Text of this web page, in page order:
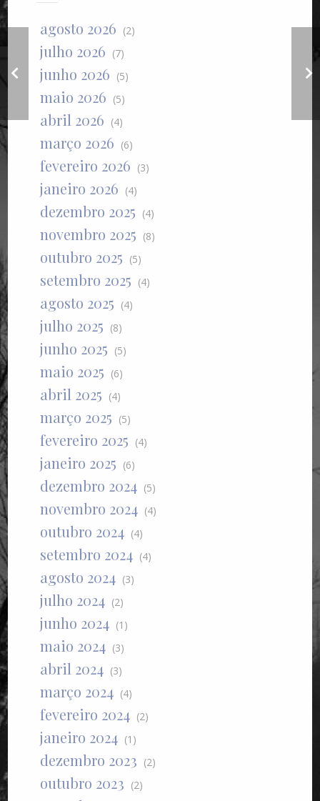
Santa Teresa d`Ávila
agosto 2026 (2)
julho 2026 (7)
junho 2026 (5)
maio 2026 (5)
abril 2026 (4)
março 2026 (6)
fevereiro 2026 (3)
janeiro 2026 (4)
dezembro 2025 (4)
novembro 2025 (8)
outubro 2025 (5)
setembro 2025 (4)
agosto 2025 (4)
julho 2025 (8)
junho 2025 (5)
maio 2025 (6)
abril 2025 (4)
março 2025 (5)
fevereiro 2025 (4)
janeiro 2025 (6)
dezembro 2024 (5)
novembro 2024 (4)
outubro 2024 (4)
setembro 2024 (4)
agosto 2024 (3)
julho 2024 (2)
junho 2024 (1)
maio 2024 (3)
abril 2024 (3)
março 2024 (4)
fevereiro 2024 (2)
janeiro 2024 (1)
dezembro 2023 (2)
outubro 2023 (2)